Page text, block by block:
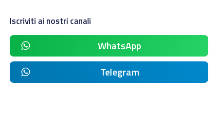
Iscriviti ai nostri canali
WhatsApp
Telegram